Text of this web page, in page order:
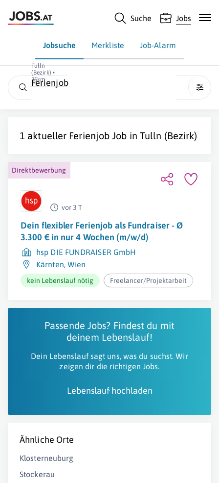
Suche Jobs
Jobsuche Merkliste Job-Alarm
Tulln
(Bezirk) •
25km
Ferienjob
1 aktueller Ferienjob Job in Tulln (Bezirk)
Direktbewerbung
vor 3 T
Dein flexibler Ferienjob als Fundraiser - Ø
3.300 € in nur 4 Wochen (m/w/d)
hsp DIE FUNDRAISER GmbH
Kärnten, Wien
kein Lebenslauf nötig Freelancer/Projektarbeit
Passende Jobs? Findest du mit
deinem Lebenslauf!
Dein Lebenslauf sagt uns, was du suchst. Wir
zeigen dir die richtigen Jobs.
Lebenslauf hochladen
Ähnliche Orte
Klosterneuburg
Stockerau